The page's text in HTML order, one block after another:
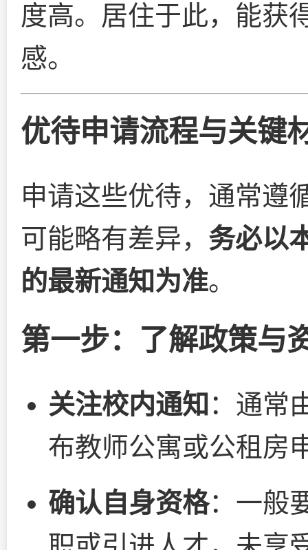
度高。居住于此，能获
感。
优待申请流程与关键
申请这些优待，通常遵
可能略有差异， 务必以
的最新通知为准。
第一步：了解政策与
关注校内通知 ：通常
布教师公寓或公租房
确认自身资格：一般